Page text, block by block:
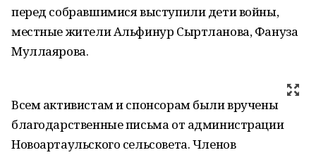
перед собравшимися выступили дети войны,
местные жители Альфинур Сыртланова, Фануза
Муллаярова.
Всем активистам и спонсорам были вручены
благодарственные письма от администрации
Новоартаульского сельсовета. Членов